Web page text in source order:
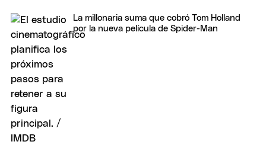
La millonaria suma que cobró Tom Holland
por la nueva película de Spider-Man